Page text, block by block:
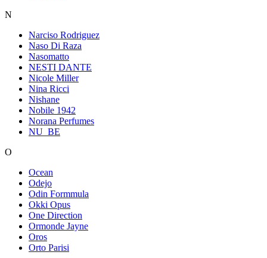
N
Narciso Rodriguez
Naso Di Raza
Nasomatto
NESTI DANTE
Nicole Miller
Nina Ricci
Nishane
Nobile 1942
Norana Perfumes
NU_BE
O
Ocean
Odejo
Odin Formmula
Okki Opus
One Direction
Ormonde Jayne
Oros
Orto Parisi